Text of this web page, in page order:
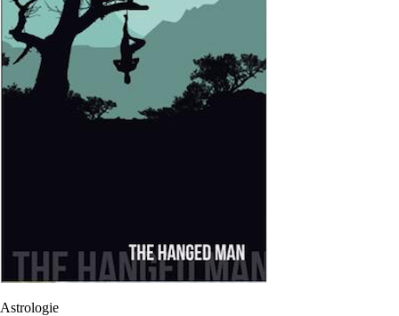
Astrologie